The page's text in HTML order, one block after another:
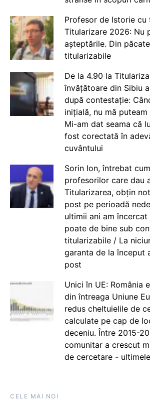
Profesor de Istorie cu
Titularizare 2026: Nu
așteptările. Din
titularizabile
De la 4.90 la
învățătoare din Sibiu
după contestație:
inițială, nu mă
Mi-am dat seama că
fost corectată în
cuvântului
Sorin Ion, întrebat
profesorilor care dau
Titularizarea, obțin
post pe perioadă
ultimii ani am
poate de bine sub
titularizabile / La
garanta de la început
post
Unici în UE: România
din întreaga Uniune
redus cheltuielile de
calculate pe cap de
deceniu. Între 2015-
comunitar a crescut
de cercetare -
CELE MAI NOI